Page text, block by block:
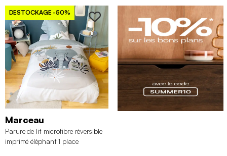
DESTOCKAGE -50%
Marceau
Parure de lit microfibre réversible
imprimé éléphant 1 place